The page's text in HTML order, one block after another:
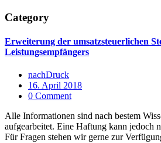
Category
Erweiterung der umsatzsteuerlichen
Leistungsempfängers
nachDruck
16. April 2018
0 Comment
Alle Informationen sind nach bestem
aufgearbeitet. Eine Haftung kann jedoch
Für Fragen stehen wir gerne zur